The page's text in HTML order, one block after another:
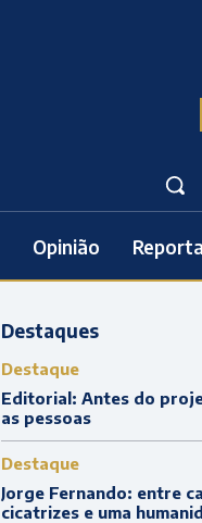
Opinião
Destaques
Destaque
Editorial: Antes do
as pessoas
Destaque
Jorge Fernando: entre
cicatrizes e uma